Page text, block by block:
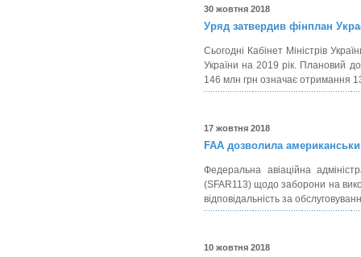
30 жовтня 2018
Уряд затвердив фінплан
Сьогодні Кабінет Міністрів
України на 2019 рік. Плановий
146 млн грн означає отримання
17 жовтня 2018
FAA дозволила
Федеральна авіаційна
(SFAR113) щодо заборони на
відповідальність за
10 жовтня 2018